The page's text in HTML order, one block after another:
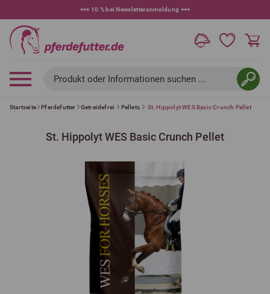
+++ 10 % bei Newsletteranmeldung +++
Produkt oder Informationen suchen ...
Startseite Pferdefutter Getreidefrei Pellets St. Hippolyt WES Basic Crunch Pellet
St. Hippolyt WES Basic Crunch Pellet